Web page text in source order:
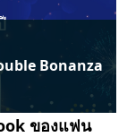
Bonanza
ของแฟน